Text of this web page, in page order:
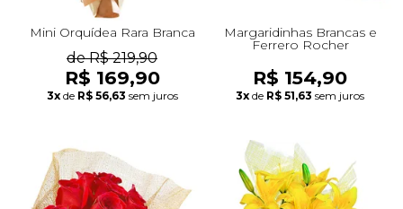
Mini Orquídea Rara Branca
de R$ 219,90
R$ 169,90
3x de R$ 56,63 sem juros
Margaridinhas Brancas e
Ferrero Rocher
R$ 154,90
3x de R$ 51,63 sem juros